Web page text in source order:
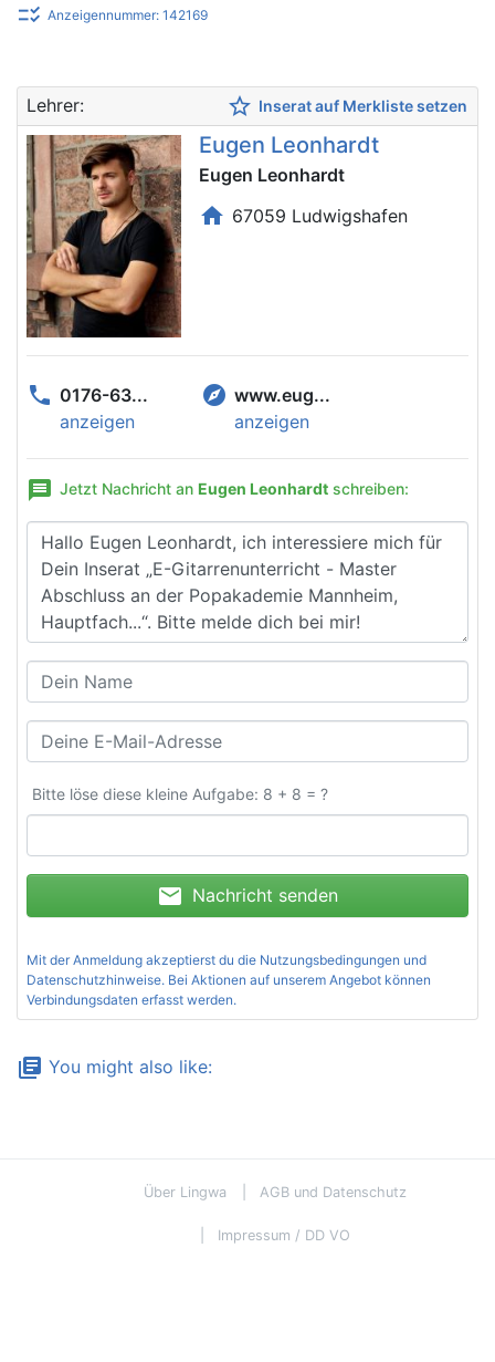
checklist_rtl Anzeigennummer: 142169
Lehrer: star_border Inserat auf Merkliste setzen
Eugen Leonhardt
Eugen Leonhardt
home 67059 Ludwigshafen
phone 0176-63...
anzeigen
explore www.eug...
anzeigen
message Jetzt Nachricht an Eugen Leonhardt schreiben:
Bitte löse diese kleine Aufgabe: 8 + 8 = ?
mail Nachricht senden
Mit der Anmeldung akzeptierst du die Nutzungsbedingungen und
Datenschutzhinweise. Bei Aktionen auf unserem Angebot können
Verbindungsdaten erfasst werden.
library_books You might also like:
Über Lingwa AGB und Datenschutz
Impressum / DD VO